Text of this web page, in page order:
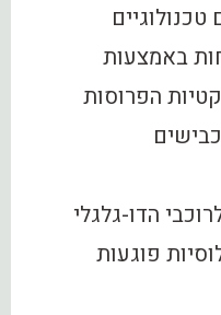
כ-650 דו"חות באמצעות
הפרוסות
לרוכבי הדו-גלגלי
פוגעות